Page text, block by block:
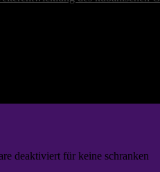
deaktiviert für keine schranken